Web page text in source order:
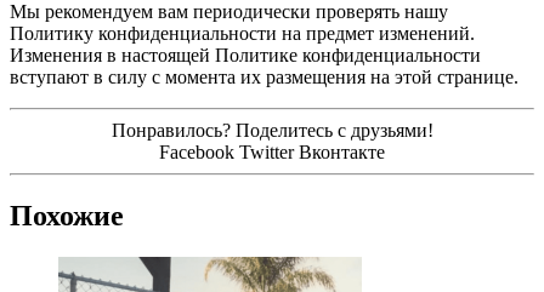
Мы рекомендуем вам периодически проверять нашу
Политику конфиденциальности на предмет изменений.
Изменения в настоящей Политике конфиденциальности
вступают в силу с момента их размещения на этой странице.
Понравилось? Поделитесь с друзьями!
Facebook Twitter Вконтакте
Похожие